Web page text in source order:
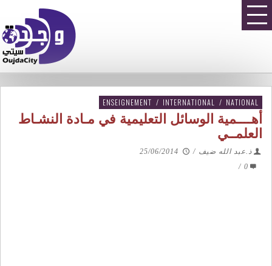
ENSEIGNEMENT / INTERNATIONAL / NATIONAL
أهــــمية الوسائل التعليمية في مـادة النشـاط
العلمــي
ذ.عبد الله ضيف /
25/06/2014
0
/